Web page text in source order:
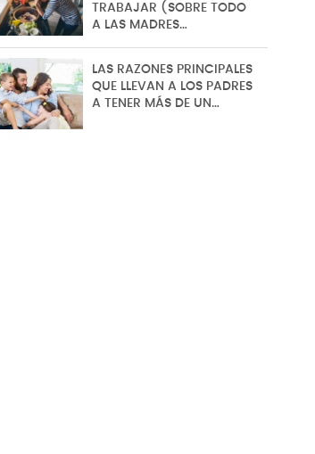
TRABAJAR (SOBRE TODO
A LAS MADRES…
LAS RAZONES PRINCIPALES
QUE LLEVAN A LOS PADRES
A TENER MÁS DE UN…